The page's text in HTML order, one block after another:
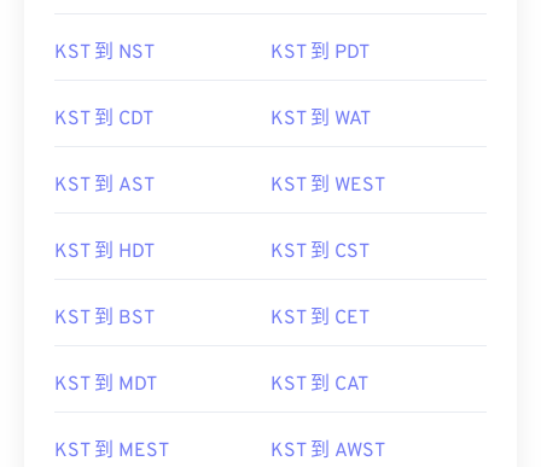
KST 到 NST KST 到 PDT
KST 到 CDT KST 到 WAT
KST 到 AST KST 到 WEST
KST 到 HDT KST 到 CST
KST 到 BST KST 到 CET
KST 到 MDT KST 到 CAT
KST 到 MEST KST 到 AWST